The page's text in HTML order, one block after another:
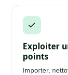
Exploiter
points
Importer,